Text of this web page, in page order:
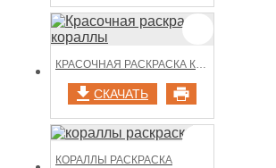
КРАСОЧНАЯ РАСКРАСКА КОРАЛЛЫ
СКАЧАТЬ
КОРАЛЛЫ РАСКРАСКА